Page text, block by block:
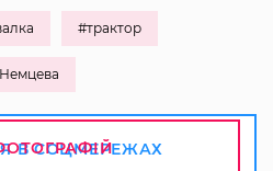
#трактор
В СОЦМЕРЕЖАХ